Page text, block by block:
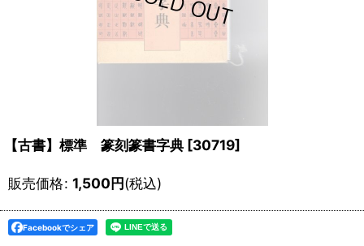
【古書】標準 篆刻篆書字典 [30719]
販売価格: 1,500円(税込)
Facebookでシェア